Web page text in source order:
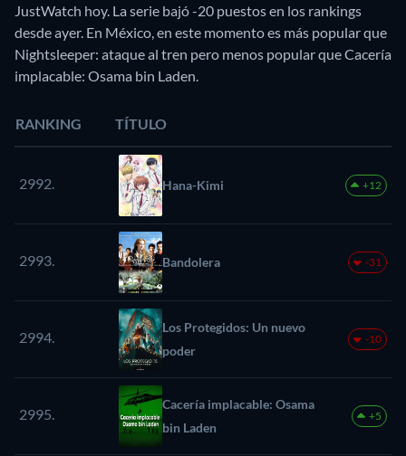
JustWatch hoy. La serie bajó -20 puestos en los rankings
desde ayer. En México, en este momento es más popular que
Nightsleeper: ataque al tren pero menos popular que Cacería
implacable: Osama bin Laden.
RANKING TÍTULO
2992. Hana-Kimi +12
2993. Bandolera -31
2994.
Los Protegidos: Un nuevo
poder
-10
2995.
Cacería implacable: Osama
bin Laden
+5